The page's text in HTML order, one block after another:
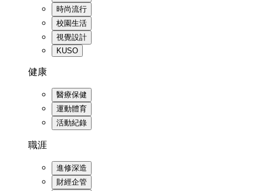
時尚流行
校園生活
視覺設計
KUSO
健康
醫療保健
運動體育
活動紀錄
職涯
進修深造
財經企管